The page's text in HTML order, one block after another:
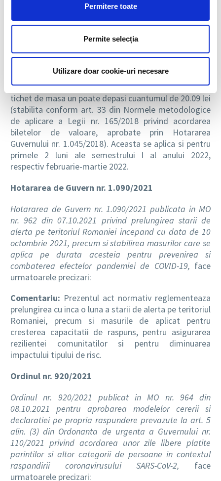
Permitere toate
Permite selecția
Utilizare doar cookie-uri necesare
Ordinul nr. 1.245/902/2021 publicat in MO nr. 956 din
06.10.2021 pentru stabilirea valorii sumei nominale
face urmatoarele precizari:
stabileste, pentru semestrul II al anului 2021, incepand
cu luna octombrie 2021, valoarea nominala a unui
tichet de masa un poate depasi cuantumul de 20.09 lei
(stabilita conform art. 33 din Normele metodologice
de aplicare a Legii nr. 165/2018 privind acordarea
biletelor de valoare, aprobate prin Hotararea
Guvernului nr. 1.045/2018). Aceasta se aplica si pentru
primele 2 luni ale semestrului I al anului 2022,
respectiv februarie-martie 2022.
Hotararea de Guvern nr. 1.090/2021
Hotararea de Guvern nr. 1.090/2021 publicata in MO
nr. 962 din 07.10.2021 privind prelungirea starii de
alerta pe teritoriul Romaniei incepand cu data de 10
octombrie 2021, precum si stabilirea masurilor care se
aplica pe durata acesteia pentru prevenirea si
combaterea efectelor pandemiei de COVID-19, face
urmatoarele precizari:
Comentariu: Prezentul act normativ reglementeaza
prelungirea cu inca o luna a starii de alerta pe teritoriul
Romaniei, precum si masurile de aplicat pentru
cresterea capacitatii de raspuns, pentru asigurarea
rezilientei comunitatilor si pentru diminuarea
impactului tipului de risc.
Ordinul nr. 920/2021
Ordinul nr. 920/2021 publicat in MO nr. 964 din
08.10.2021 pentru aprobarea modelelor cererii si
declaratiei pe propria raspundere prevazute la art. 5
alin. (3) din Ordonanta de urgenta a Guvernului nr.
110/2021 privind acordarea unor zile libere platite
parintilor si altor categorii de persoane in contextul
raspandirii coronavirusului SARS-CoV-2, face
urmatoarele precizari: